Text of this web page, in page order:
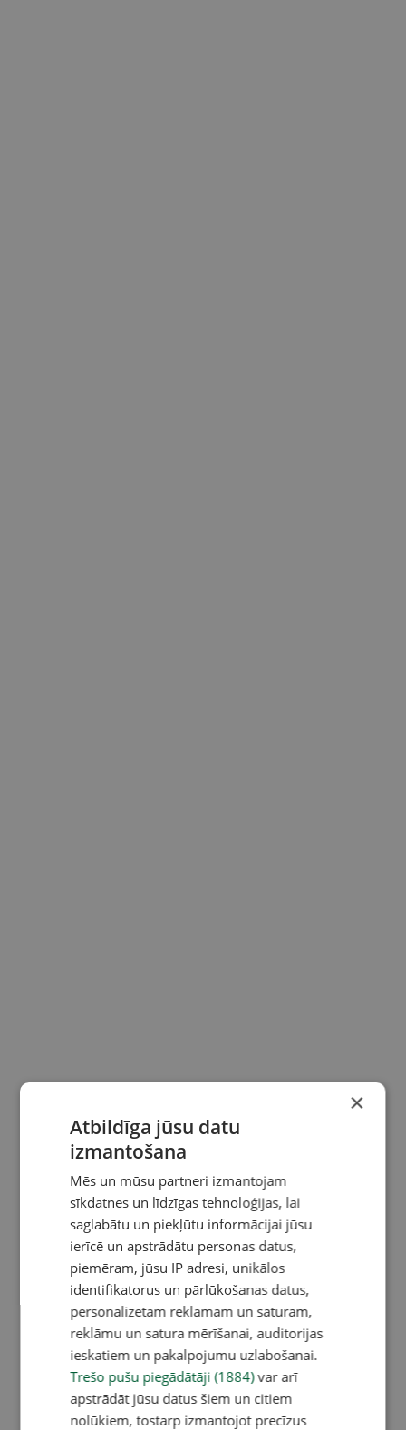
×
Atbildīga jūsu datu
izmantošana
Mēs un mūsu partneri izmantojam
sīkdatnes un līdzīgas tehnoloģijas, lai
saglabātu un piekļūtu informācijai jūsu
ierīcē un apstrādātu personas datus,
piemēram, jūsu IP adresi, unikālos
identifikatorus un pārlūkošanas datus,
personalizētām reklāmām un saturam,
reklāmu un satura mērīšanai, auditorijas
ieskatiem un pakalpojumu uzlabošanai.
Trešo pušu piegādātāji (1884)var arī
apstrādāt jūsu datus šiem un citiem
nolūkiem, tostarp izmantojot precīzus